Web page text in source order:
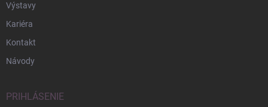
Výstavy
Kariéra
Kontakt
Návody
PRIHLÁSENIE